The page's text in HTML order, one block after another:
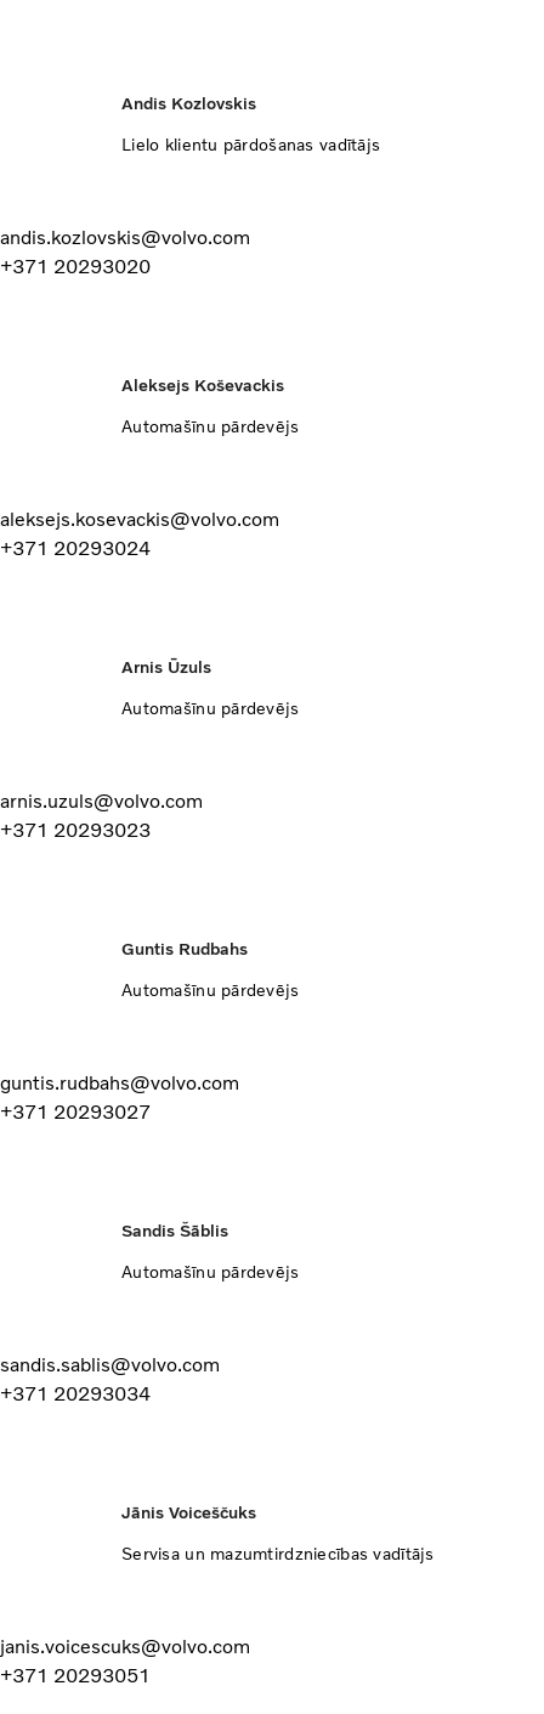
Andis Kozlovskis
Lielo klientu pārdošanas vadītājs
andis.kozlovskis@volvo.com
+371 20293020
Aleksejs Koševackis
Automašīnu pārdevējs
aleksejs.kosevackis@volvo.com
+371 20293024
Arnis Ūzuls
Automašīnu pārdevējs
arnis.uzuls@volvo.com
+371 20293023
Guntis Rudbahs
Automašīnu pārdevējs
guntis.rudbahs@volvo.com
+371 20293027
Sandis Šāblis
Automašīnu pārdevējs
sandis.sablis@volvo.com
+371 20293034
​Jānis Voiceščuks
Servisa un mazumtirdzniecības vadītājs
janis.voicescuks@volvo.com
+371 20293051